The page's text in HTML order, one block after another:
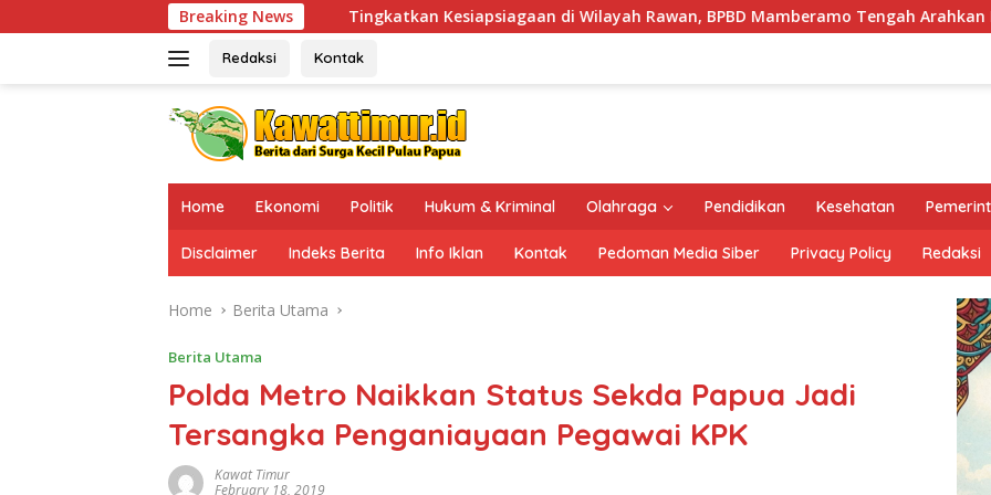
to
Breaking News
Tingkatkan Kesiapsiagaan di Wilayah Rawan, BPBD Mamberamo Tengah Arahkan Pembentukan Tim
Redaksi Kontak
Home Ekonomi Politik Hukum & Kriminal Olahraga Pendidikan Kesehatan
Disclaimer Indeks Berita Info Iklan Kontak Pedoman Media Siber Privacy Policy Redaksi
Home Berita Utama
Berita Utama
Polda Metro Naikkan Status Sekda Papua Jadi
Tersangka Penganiayaan Pegawai KPK
Kawat Timur
February 18, 2019